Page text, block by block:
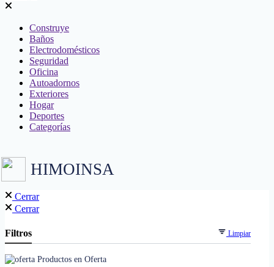
Construye
Baños
Electrodomésticos
Seguridad
Oficina
Autoadornos
Exteriores
Hogar
Deportes
Categorías
HIMOINSA
Cerrar
Cerrar
Filtros Limpiar
Productos en Oferta